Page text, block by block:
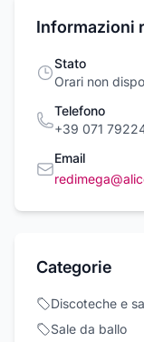
Informazioni
Stato
Orari non
Telefono
+39 071
Email
Categorie
Discoteche e
Sale da ballo